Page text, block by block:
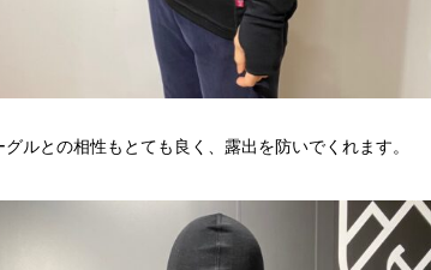
グルとの相性もとても良く、露出を防いでくれます。